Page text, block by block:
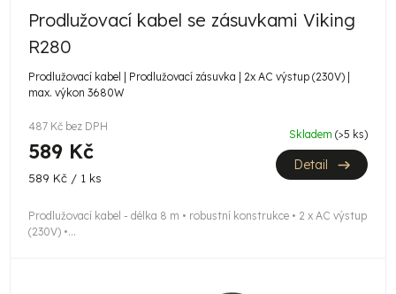
Prodlužovací kabel se zásuvkami Viking
R280
Prodlužovací kabel | Prodlužovací zásuvka | 2x AC výstup (230V) |
max. výkon 3680W
487 Kč bez DPH
589 Kč
Měrná
589 Kč / 1 ks
Skladem (>5 ks)
Detail
Prodlužovací kabel - délka 8 m • robustní konstrukce • 2 x AC výstup
(230V) •...